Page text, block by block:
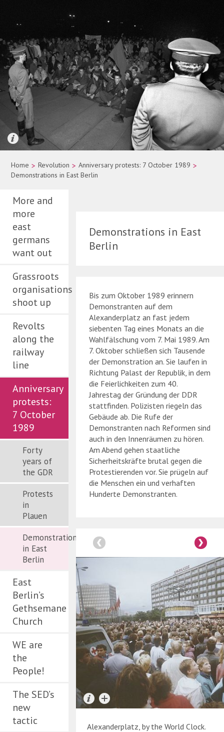
Home > Revolution > Anniversary protests: 7 October 1989 >
Demonstrations in East Berlin
More and
more
east
germans
want out
Grassroots
organisations
shoot up
Revolts
along the
railway
line
Anniversary
protests:
7 October
1989
Forty
years of
the GDR
Protests
in
Plauen
Demonstrations
in East
Berlin
East
Berlin’s
Gethsemane
Church
WE are
the
People!
The SED’s
new
tactic
Demonstrations in East
Berlin
Bis zum Oktober 1989 erinnern
Demonstranten auf dem
Alexanderplatz an fast jedem
siebenten Tag eines Monats an die
Wahlfälschung vom 7. Mai 1989. Am
7. Oktober schließen sich Tausende
der Demonstration an. Sie laufen in
Richtung Palast der Republik, in dem
die Feierlichkeiten zum 40.
Jahrestag der Gründung der DDR
stattfinden. Polizisten riegeln das
Gebäude ab. Die Rufe der
Demonstranten nach Reformen sind
auch in den Innenräumen zu hören.
Am Abend gehen staatliche
Sicherheitskräfte brutal gegen die
Protestierenden vor. Sie prügeln auf
die Menschen ein und verhaften
Hunderte Demonstranten.
Alexanderplatz, by the World Clock.